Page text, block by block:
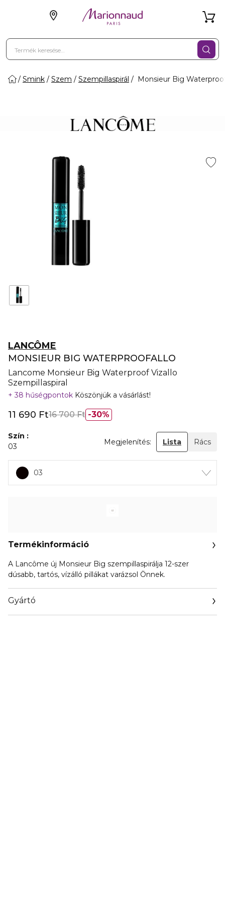
Smink Szem Szempillaspirál Monsieur Big
LANCÔME
MONSIEUR BIG WATERPROOFALLO
Lancome Monsieur Big Waterproof Vizallo
Szempillaspiral
38 hűségpontok Köszönjük a vásárlást!
30%
11 690 Ft16 700 Ft
Szín
03
Megjelenítés: Lista Rács
03
Termékinformáció
A Lancôme új Monsieur Big szempillaspirálja 12-szer
dúsabb, tartós, vízálló pillákat varázsol Önnek.
Gyártó